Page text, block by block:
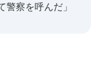
警察を呼んだ」